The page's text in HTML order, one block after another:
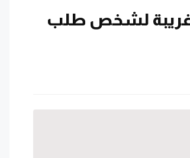
غريبة لشخص طلب